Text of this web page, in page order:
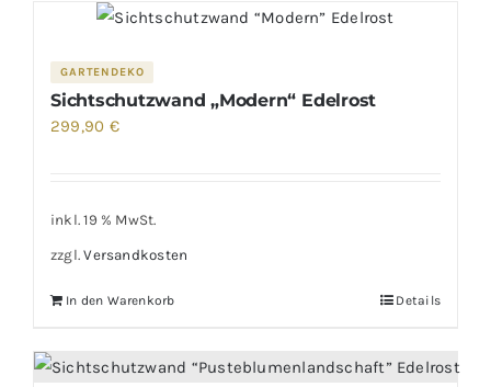
GARTENDEKO
Sichtschutzwand „Modern“ Edelrost
299,90 €
inkl. 19 % MwSt.
zzgl.Versandkosten
In den Warenkorb Details